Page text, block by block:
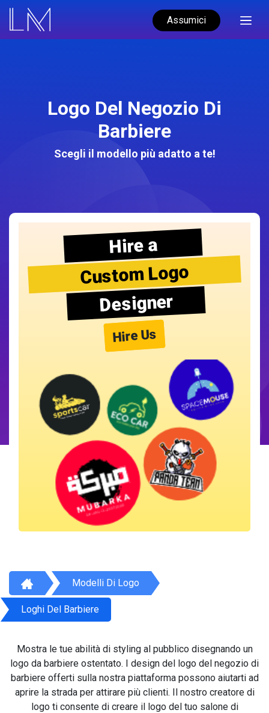
Assumici
Logo Del Negozio Di
Barbiere
Scegli il modello più adatto a te!
Hire a
Custom Logo
Designer
Hire Us
Modelli Di Logo
Loghi Del Barbiere
Mostra le tue abilità di styling al pubblico disegnando un
logo da barbiere ostentato. I design del logo del negozio di
barbiere offerti sulla nostra piattaforma possono aiutarti ad
aprire la strada per attirare più clienti. Il nostro creatore di
logo ti consente di creare il logo del tuo salone di